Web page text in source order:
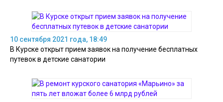
10 сентября 2021 года, 18:49
В Курске открыт прием заявок на получение бесплатных
путевок в детские санатории